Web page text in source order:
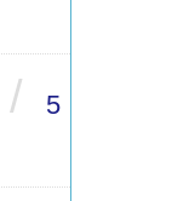
/ 5